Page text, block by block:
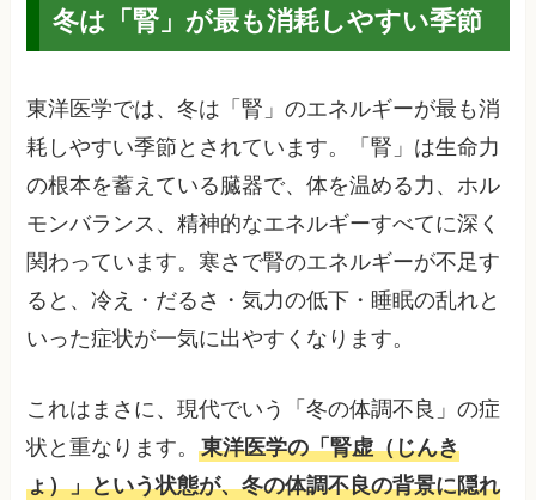
冬は「腎」が最も消耗しやすい季節
東洋医学では、冬は「腎」のエネルギーが最も消
耗しやすい季節とされています。「腎」は生命力
の根本を蓄えている臓器で、体を温める力、ホル
モンバランス、精神的なエネルギーすべてに深く
関わっています。寒さで腎のエネルギーが不足す
ると、冷え・だるさ・気力の低下・睡眠の乱れと
いった症状が一気に出やすくなります。
これはまさに、現代でいう「冬の体調不良」の症
状と重なります。東洋医学の「腎虚（じんき
ょ）」という状態が、冬の体調不良の背景に隠れ